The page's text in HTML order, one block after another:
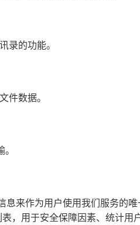
录的功能。
件数据。
来作为用户使用我们服务的
，用于安全保障因素、统计用